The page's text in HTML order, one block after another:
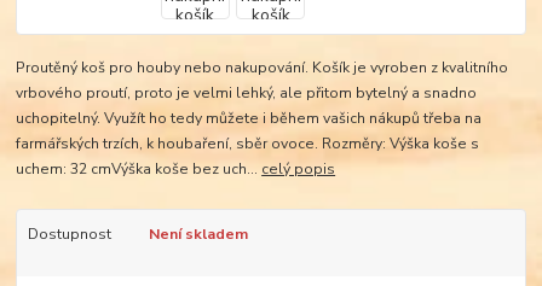
Proutěný koš pro houby nebo nakupování. Košík je vyroben z kvalitního
vrbového proutí, proto je velmi lehký, ale přitom bytelný a snadno
uchopitelný. Využít ho tedy můžete i během vašich nákupů třeba na
farmářských trzích, k houbaření, sběr ovoce. Rozměry: Výška koše s
uchem: 32 cmVýška koše bez uch... celý popis
Dostupnost Není skladem